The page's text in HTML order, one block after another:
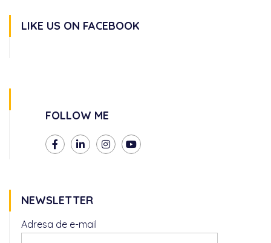
LIKE US ON FACEBOOK
FOLLOW ME
NEWSLETTER
Adresa de e-mail